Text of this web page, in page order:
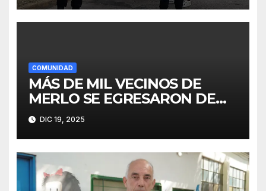
COMUNIDAD
MÁS DE MIL VECINOS DE
MERLO SE EGRESARON DE
FINES
DIC 19, 2025